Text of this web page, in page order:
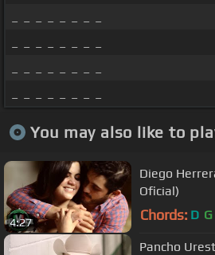
You may also like to
4:27
Diego
Oficial)
Chords: D G
Pancho